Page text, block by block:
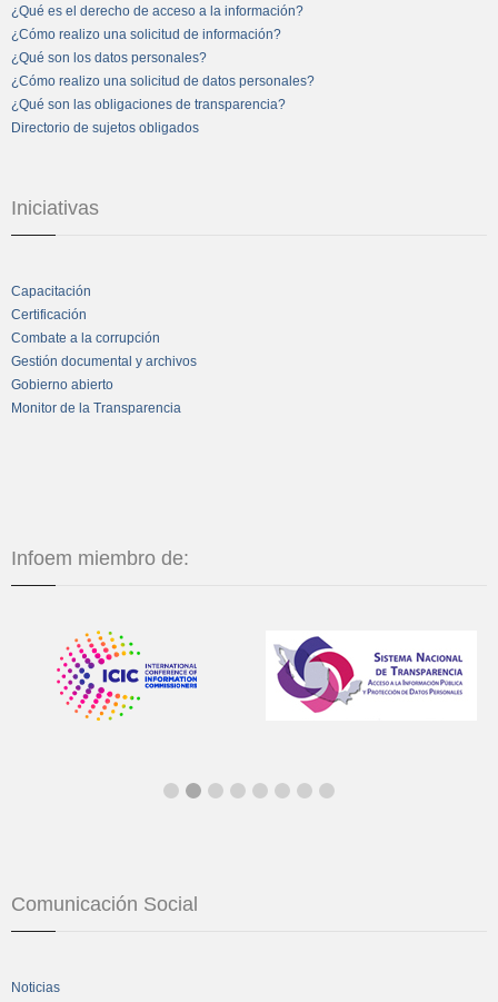
¿Qué es el derecho de acceso a la información?
¿Cómo realizo una solicitud de información?
¿Qué son los datos personales?
¿Cómo realizo una solicitud de datos personales?
¿Qué son las obligaciones de transparencia?
Directorio de sujetos obligados
Iniciativas
Capacitación
Certificación
Combate a la corrupción
Gestión documental y archivos
Gobierno abierto
Monitor de la Transparencia
Infoem miembro de:
Comunicación Social
Noticias